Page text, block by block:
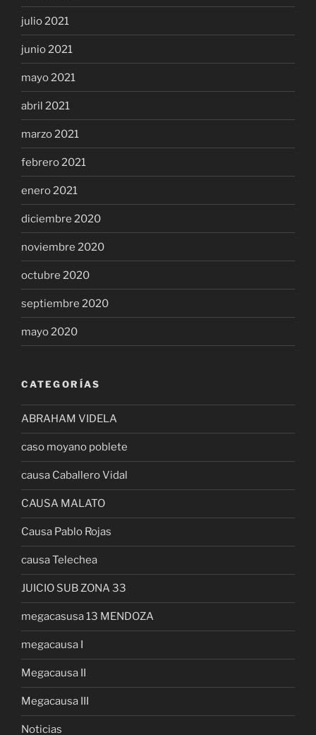
julio 2021
junio 2021
mayo 2021
abril 2021
marzo 2021
febrero 2021
enero 2021
diciembre 2020
noviembre 2020
octubre 2020
septiembre 2020
mayo 2020
CATEGORÍAS
ABRAHAM VIDELA
caso moyano poblete
causa Caballero Vidal
CAUSA MALATO
Causa Pablo Rojas
causa Telechea
JUICIO SUB ZONA 33
megacasusa 13 MENDOZA
megacausa I
Megacausa II
Megacausa III
Noticias